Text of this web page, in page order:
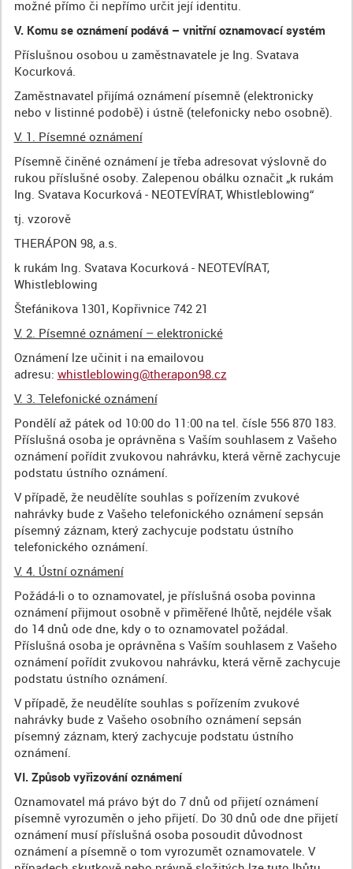
možné přímo či nepřímo určit její identitu.
V. Komu se oznámení podává – vnitřní oznamovací systém
Příslušnou osobou u zaměstnavatele je Ing. Svatava
Kocurková.
Zaměstnavatel přijímá oznámení písemně (elektronicky
nebo v listinné podobě) i ústně (telefonicky nebo osobně).
V. 1. Písemné oznámení
Písemně činěné oznámení je třeba adresovat výslovně do
rukou příslušné osoby. Zalepenou obálku označit „k rukám
Ing. Svatava Kocurková - NEOTEVÍRAT, Whistleblowing“
tj. vzorově
THERÁPON 98, a.s.
k rukám Ing. Svatava Kocurková - NEOTEVÍRAT,
Whistleblowing
Štefánikova 1301, Kopřivnice 742 21
V. 2. Písemné oznámení – elektronické
Oznámení lze učinit i na emailovou
adresu: whistleblowing@therapon98.cz
V. 3. Telefonické oznámení
Pondělí až pátek od 10:00 do 11:00 na tel. čísle 556 870 183.
Příslušná osoba je oprávněna s Vaším souhlasem z Vašeho
oznámení pořídit zvukovou nahrávku, která věrně zachycuje
podstatu ústního oznámení.
V případě, že neudělíte souhlas s pořízením zvukové
nahrávky bude z Vašeho telefonického oznámení sepsán
písemný záznam, který zachycuje podstatu ústního
telefonického oznámení.
V. 4. Ústní oznámení
Požádá-li o to oznamovatel, je příslušná osoba povinna
oznámení přijmout osobně v přiměřené lhůtě, nejdéle však
do 14 dnů ode dne, kdy o to oznamovatel požádal.
Příslušná osoba je oprávněna s Vaším souhlasem z Vašeho
oznámení pořídit zvukovou nahrávku, která věrně zachycuje
podstatu ústního oznámení.
V případě, že neudělíte souhlas s pořízením zvukové
nahrávky bude z Vašeho osobního oznámení sepsán
písemný záznam, který zachycuje podstatu ústního
oznámení.
VI. Způsob vyřizování oznámení
Oznamovatel má právo být do 7 dnů od přijetí oznámení
písemně vyrozuměn o jeho přijetí. Do 30 dnů ode dne přijetí
oznámení musí příslušná osoba posoudit důvodnost
oznámení a písemně o tom vyrozumět oznamovatele. V